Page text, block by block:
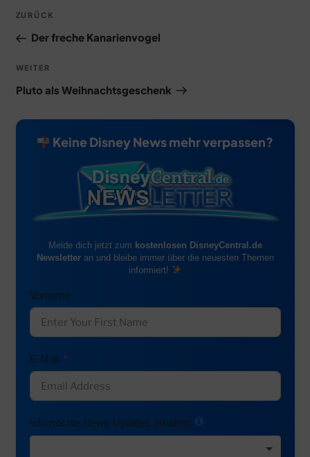
Beitragsnavigation
Vorheriger
Beitrag
ZURÜCK
Der freche Kanarienvogel
Nächster
Beitrag
WEITER
Pluto als Weihnachtsgeschenk
Keine Disney News mehr verpassen?
Melde dich jetzt zum kostenlosen DisneyCentral.de
Newsletteran und bleibe immer über die neuesten Themen
informiert!
Vorname
E-Mail
Ich möchte News-Updates erhalten: